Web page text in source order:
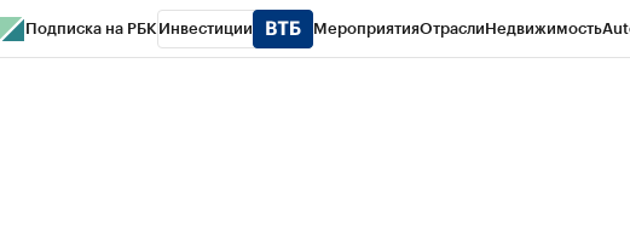
Подписка на РБК Инвестиции МероприятияОтраслиНедвижимость